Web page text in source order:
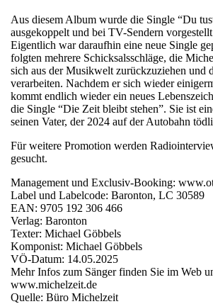
Aus diesem Album wurde die Single “Du
ausgekoppelt und bei TV-Sendern
Eigentlich war daraufhin eine neue Single
folgten mehrere Schicksalsschläge, die
sich aus der Musikwelt zurückzuziehen und
verarbeiten. Nachdem er sich wieder
kommt endlich wieder ein neues
die Single “Die Zeit bleibt stehen”. Sie ist
seinen Vater, der 2024 auf der Autobahn
Für weitere Promotion werden
gesucht.
Management und Exclusiv-Booking:
Label und Labelcode: Baronton, LC 30589
EAN: 9705 192 306 466
Verlag: Baronton
Texter: Michael Göbbels
Komponist: Michael Göbbels
VÖ-Datum: 14.05.2025
Mehr Infos zum Sänger finden Sie im Web
www.michelzeit.de
Quelle: Büro Michelzeit